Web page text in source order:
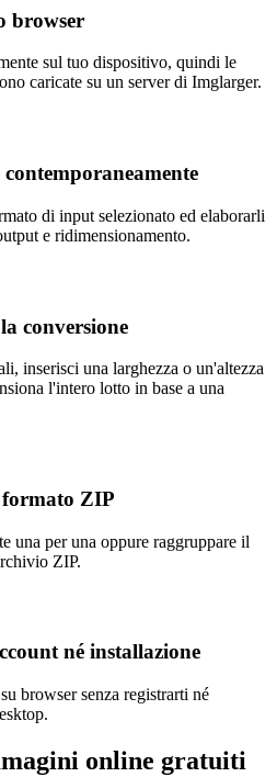
browser
sul tuo dispositivo, quindi le
caricate su un server di Imglarger.
di input selezionato ed elaborarli
e ridimensionamento.
conversione
inserisci una larghezza o un'altezza
l'intero lotto in base a una
ZIP
una per una oppure raggruppare il
ZIP.
né installazione
browser senza registrarti né
online gratuiti